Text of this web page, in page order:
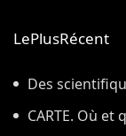
LePlusRécent
Des
le tissu qui a
CARTE. Où